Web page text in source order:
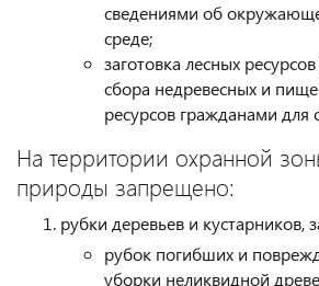
сведениями об
среде;
заготовка лесных
сбора недревесных и
ресурсов гражданами для
На территории охранной
природы запрещено:
рубки деревьев и кустарников,
рубок погибших и
уборки неликвидной